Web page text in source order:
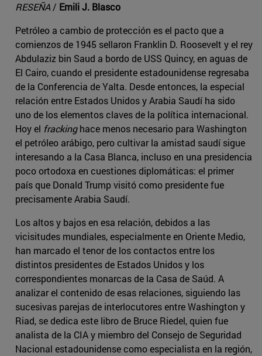
RESEÑA / Emili J. Blasco
Petróleo a cambio de protección es el pacto que a
comienzos de 1945 sellaron Franklin D. Roosevelt y el rey
Abdulaziz bin Saud a bordo de USS Quincy, en aguas de
El Cairo, cuando el presidente estadounidense regresaba
de la Conferencia de Yalta. Desde entonces, la especial
relación entre Estados Unidos y Arabia Saudí ha sido
uno de los elementos claves de la política internacional.
Hoy el frackinghace menos necesario para Washington
el petróleo arábigo, pero cultivar la amistad saudí sigue
interesando a la Casa Blanca, incluso en una presidencia
poco ortodoxa en cuestiones diplomáticas: el primer
país que Donald Trump visitó como presidente fue
precisamente Arabia Saudí.
Los altos y bajos en esa relación, debidos a las
vicisitudes mundiales, especialmente en Oriente Medio,
han marcado el tenor de los contactos entre los
distintos presidentes de Estados Unidos y los
correspondientes monarcas de la Casa de Saúd. A
analizar el contenido de esas relaciones, siguiendo las
sucesivas parejas de interlocutores entre Washington y
Riad, se dedica este libro de Bruce Riedel, quien fue
analista de la CIA y miembro del Consejo de Seguridad
Nacional estadounidense como especialista en la región,